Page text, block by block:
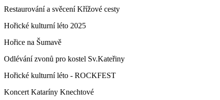
Restaurování a svěcení Křížové cesty
Hořické kulturní léto 2025
Hořice na Šumavě
Odlévání zvonů pro kostel Sv.Kateřiny
Hořické kulturní léto - ROCKFEST
Koncert Kataríny Knechtové